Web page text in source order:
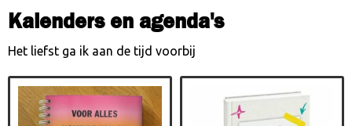
Kalenders en agenda's
Het liefst ga ik aan de tijd voorbij